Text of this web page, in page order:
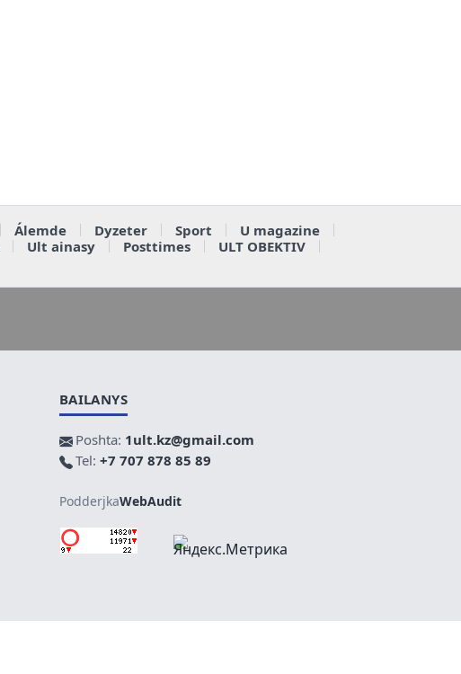
Álemde Dyzeter Sport
U magazine
Ult ainasy Posttimes
ULT OBEKTIV
BAILANYS
Poshta: 1ult.kz@gmail.com
Tel: +7 707 878 85 89
PodderjkaWebAudit